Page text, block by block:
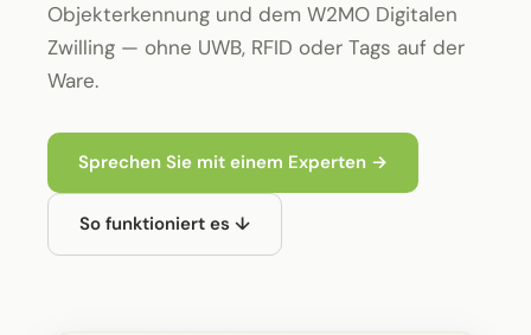
Objekterkennung und dem W2MO Digitalen
Zwilling — ohne UWB, RFID oder Tags auf der
Ware.
Sprechen Sie mit einem Experten →
So funktioniert es ↓